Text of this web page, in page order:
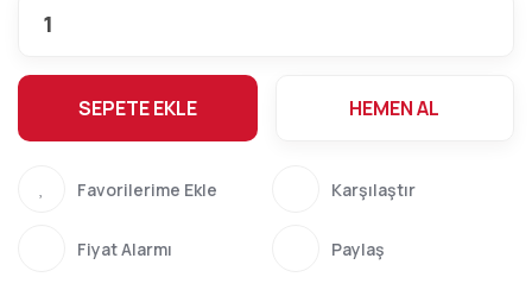
SEPETE EKLE HEMEN AL
Karşılaştır
Fiyat Alarmı Paylaş